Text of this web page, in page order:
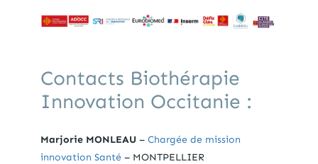
Contacts Biothérapie
Innovation Occitanie :
Marjorie MONLEAU – Chargée de mission
innovation Santé– MONTPELLIER